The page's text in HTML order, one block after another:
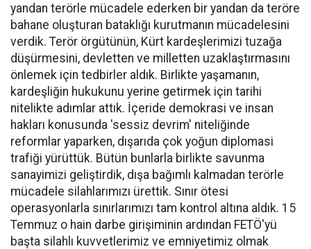
yandan terörle mücadele ederken bir yandan da teröre
bahane oluşturan bataklığı kurutmanın mücadelesini
verdik. Terör örgütünün, Kürt kardeşlerimizi tuzağa
düşürmesini, devletten ve milletten uzaklaştırmasını
önlemek için tedbirler aldık. Birlikte yaşamanın,
kardeşliğin hukukunu yerine getirmek için tarihi
nitelikte adımlar attık. İçeride demokrasi ve insan
hakları konusunda 'sessiz devrim' niteliğinde
reformlar yaparken, dışarıda çok yoğun diplomasi
trafiği yürüttük. Bütün bunlarla birlikte savunma
sanayimizi geliştirdik, dışa bağımlı kalmadan terörle
mücadele silahlarımızı ürettik. Sınır ötesi
operasyonlarla sınırlarımızı tam kontrol altına aldık. 15
Temmuz o hain darbe girişiminin ardından FETÖ'yü
başta silahlı kuvvetlerimiz ve emniyetimiz olmak